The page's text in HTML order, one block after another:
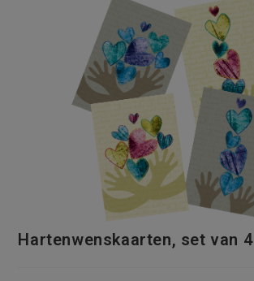
Hartenwenskaarten, set van 4